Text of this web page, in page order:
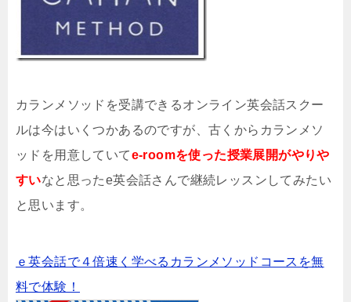
カランメソッドを受講できるオンライン英会話スクー
ルは今はいくつかあるのですが、古くからカランメソ
ッドを用意していてe-roomを使った授業展開がやりや
すいなと思ったe英会話さんで継続レッスンしてみたい
と思います。
ｅ英会話で４倍速く学べるカランメソッドコースを無
料で体験！